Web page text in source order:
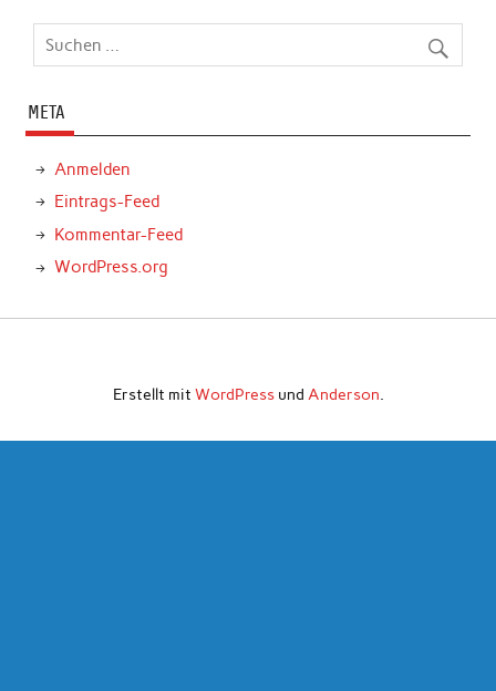
META
Anmelden
Eintrags-Feed
Kommentar-Feed
WordPress.org
Erstellt mit WordPressund Anderson.